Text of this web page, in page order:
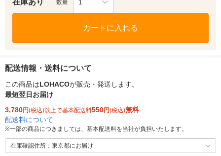
在庫あり 数量 1
カートに入れる
配送情報・送料について
この商品はLOHACOが販売・発送します。
最短翌日お届け
3,780円(税込)以上で基本配送料550円(税込)無料
配送料について
※一部の商品につきましては、基本配送料を当社が負担いたします。
在庫確認住所：東京都にお届け